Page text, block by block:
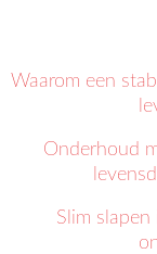
Waarom een
Onderhoud
Slim